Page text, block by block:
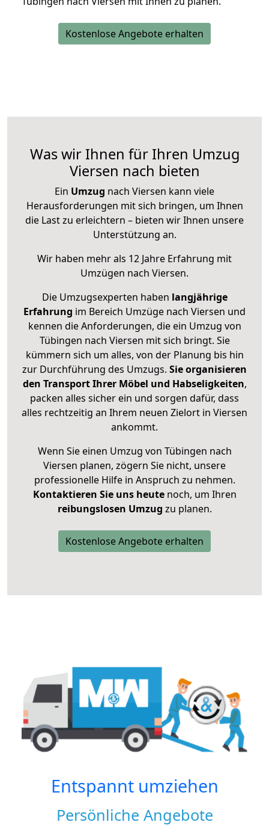
Kostenlose Angebote erhalten
Was wir Ihnen für Ihren Umzug
Viersen nach bieten
Ein Umzug nach Viersen kann viele
Herausforderungen mit sich bringen, um Ihnen
die Last zu erleichtern – bieten wir Ihnen unsere
Unterstützung an.
Wir haben mehr als 12 Jahre Erfahrung mit
Umzügen nach Viersen.
Die Umzugsexperten haben langjährige
Erfahrung im Bereich Umzüge nach Viersen und
kennen die Anforderungen, die ein Umzug von
Tübingen nach Viersen mit sich bringt. Sie
kümmern sich um alles, von der Planung bis hin
zur Durchführung des Umzugs. Sie organisieren
den Transport Ihrer Möbel und Habseligkeiten,
packen alles sicher ein und sorgen dafür, dass
alles rechtzeitig an Ihrem neuen Zielort in Viersen
ankommt.
Wenn Sie einen Umzug von Tübingen nach
Viersen planen, zögern Sie nicht, unsere
professionelle Hilfe in Anspruch zu nehmen.
Kontaktieren Sie uns heutenoch, um Ihren
reibungslosen Umzug zu planen.
Kostenlose Angebote erhalten
Entspannt umziehen
Persönliche Angebote